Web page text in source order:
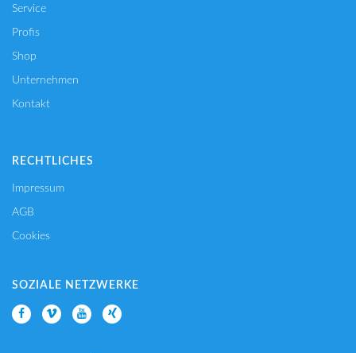
Service
Profis
Shop
Unternehmen
Kontakt
RECHTLICHES
Impressum
AGB
Cookies
SOZIALE NETZWERKE